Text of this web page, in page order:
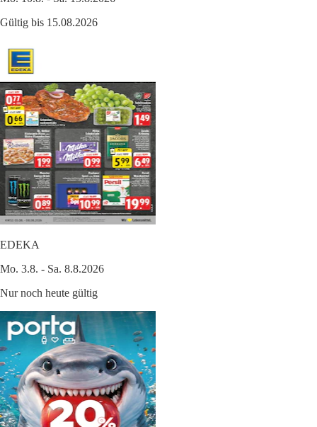
Gültig bis 15.08.2026
EDEKA
Mo. 3.8. - Sa. 8.8.2026
Nur noch heute gültig